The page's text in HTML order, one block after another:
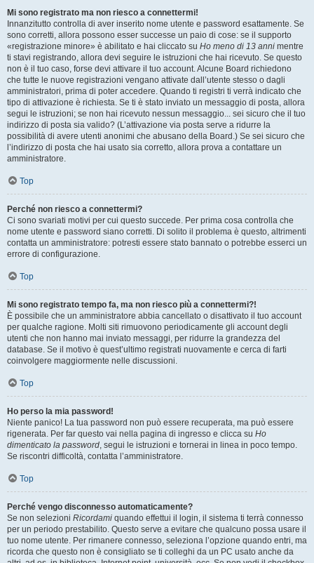
Mi sono registrato ma non riesco a connettermi!
Innanzitutto controlla di aver inserito nome utente e password esattamente. Se
sono corretti, allora possono esser successe un paio di cose: se il supporto
«registrazione minore» è abilitato e hai cliccato su Ho meno di 13 anni mentre
ti stavi registrando, allora devi seguire le istruzioni che hai ricevuto. Se questo
non è il tuo caso, forse devi attivare il tuo account. Alcune Board richiedono
che tutte le nuove registrazioni vengano attivate dall’utente stesso o dagli
amministratori, prima di poter accedere. Quando ti registri ti verrà indicato che
tipo di attivazione è richiesta. Se ti è stato inviato un messaggio di posta, allora
segui le istruzioni; se non hai ricevuto nessun messaggio... sei sicuro che il tuo
indirizzo di posta sia valido? (L’attivazione via posta serve a ridurre la
possibilità di avere utenti anonimi che abusano della Board.) Se sei sicuro che
l’indirizzo di posta che hai usato sia corretto, allora prova a contattare un
amministratore.
Top
Perché non riesco a connettermi?
Ci sono svariati motivi per cui questo succede. Per prima cosa controlla che
nome utente e password siano corretti. Di solito il problema è questo, altrimenti
contatta un amministratore: potresti essere stato bannato o potrebbe esserci un
errore di configurazione.
Top
Mi sono registrato tempo fa, ma non riesco più a connettermi?!
È possibile che un amministratore abbia cancellato o disattivato il tuo account
per qualche ragione. Molti siti rimuovono periodicamente gli account degli
utenti che non hanno mai inviato messaggi, per ridurre la grandezza del
database. Se il motivo è quest’ultimo registrati nuovamente e cerca di farti
coinvolgere maggiormente nelle discussioni.
Top
Ho perso la mia password!
Niente panico! La tua password non può essere recuperata, ma può essere
rigenerata. Per far questo vai nella pagina di ingresso e clicca su Ho
dimenticato la password, segui le istruzioni e tornerai in linea in poco tempo.
Se riscontri difficoltà, contatta l’amministratore.
Top
Perché vengo disconnesso automaticamente?
Se non selezioni Ricordami quando effettui il login, il sistema ti terrà connesso
per un periodo prestabilito. Questo serve a evitare che qualcuno possa usare il
tuo nome utente. Per rimanere connesso, seleziona l’opzione quando entri, ma
ricorda che questo non è consigliato se ti colleghi da un PC usato anche da